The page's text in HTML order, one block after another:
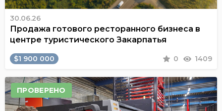
30.06.26
Продажа готового ресторанного бизнеса в
центре туристического Закарпатья
$1 900 000 0 1409
ПРОВЕРЕНО